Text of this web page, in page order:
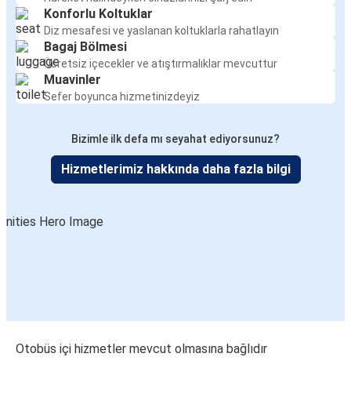
Konforlu Koltuklar
Diz mesafesi ve yaslanan koltuklarla rahatlayın
Bagaj Bölmesi
Ücretsiz içecekler ve atıştırmalıklar mevcuttur
Muavinler
Sefer boyunca hizmetinizdeyiz
Bizimle ilk defa mı seyahat ediyorsunuz?
Hizmetlerimiz hakkında daha fazla bilgi
Otobüs içi hizmetler mevcut olmasına bağlıdır